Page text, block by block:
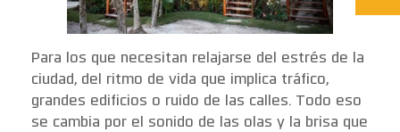
Para los que necesitan relajarse del estrés de la
ciudad, del ritmo de vida que implica tráfico,
grandes edificios o ruido de las calles. Todo eso
se cambia por el sonido de las olas y la brisa que